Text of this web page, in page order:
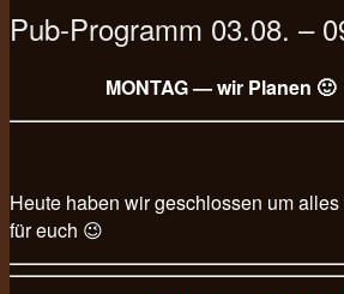
Pub-Programm 03.08. –
MONTAG — wir Planen 🙂
Heute haben wir geschlossen um
für euch 😉